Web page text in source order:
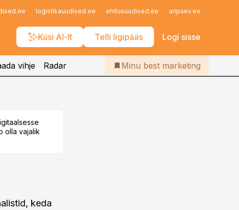
logistikauudised.ee ehitusuudised.ee aripaev.ee
Küsi AI-lt Telli ligipääs Logi sisse
Iseteenindus
Telli Bestmarketing
vihje Radar Minu best marketing
olla vajalik
keda